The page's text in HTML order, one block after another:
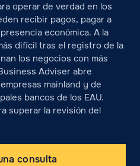
operar de verdad en los
recibir pagos, pagar a
económica. A la
difícil tras el registro de la
los negocios con más
Adviser abre
mainland y de
bancos de los EAU.
superar la revisión del
consulta